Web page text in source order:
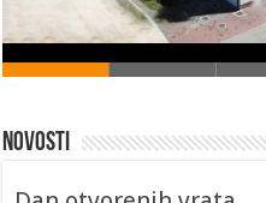
Novosti